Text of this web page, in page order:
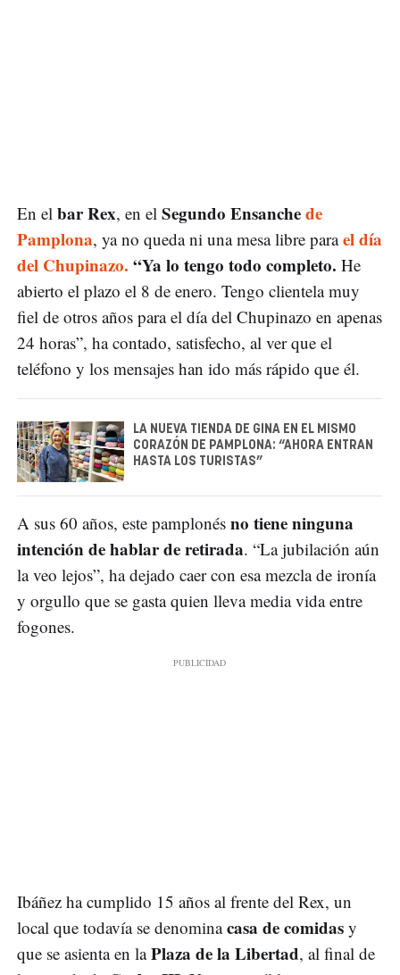
En el bar Rex, en el Segundo Ensanchede
Pamplona, ya no queda ni una mesa libre parael día
del Chupinazo. “Ya lo tengo todo completo. He
abierto el plazo el 8 de enero. Tengo clientela muy
fiel de otros años para el día del Chupinazo en apenas
24 horas”, ha contado, satisfecho, al ver que el
teléfono y los mensajes han ido más rápido que él.
LA NUEVA TIENDA DE GINA EN EL MISMO
CORAZÓN DE PAMPLONA: “AHORA ENTRAN
HASTA LOS TURISTAS”
A sus 60 años, este pamplonés no tiene ninguna
intención de hablar de retirada. “La jubilación aún
la veo lejos”, ha dejado caer con esa mezcla de ironía
y orgullo que se gasta quien lleva media vida entre
fogones.
Ibáñez ha cumplido 15 años al frente del Rex, un
local que todavía se denominacasa de comidas y
que se asienta en laPlaza de la Libertad, al final de